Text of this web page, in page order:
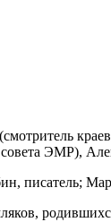
ЭМР),
писатель;